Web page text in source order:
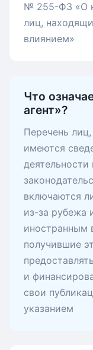
№ 255-ФЗ «О
лиц,
влиянием»
Что
агент»?
Перечень
имеются
деятельности
включаются
из-за рубежа
иностранным
получившие
и
свои
указанием